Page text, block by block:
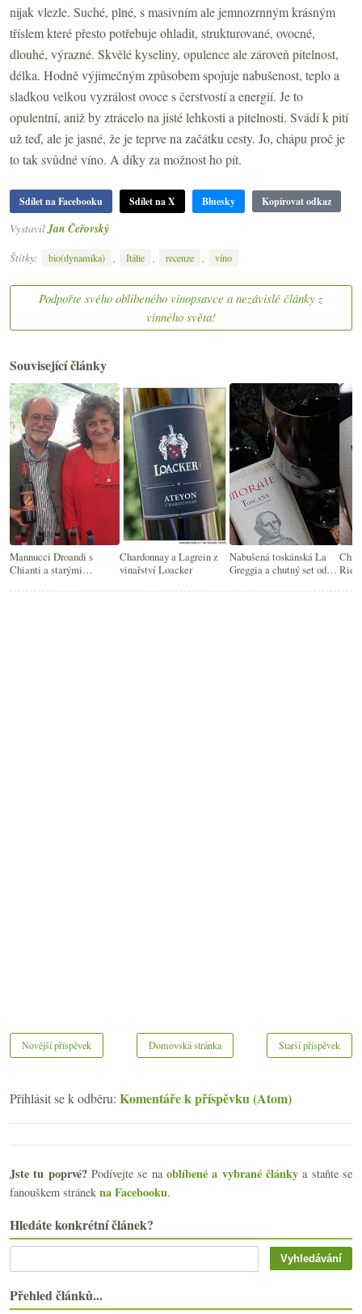
nijak vlezle. Suché, plné, s masivním ale jemnozrnným krásným
tříslem které přesto potřebuje ohladit, strukturované, ovocné,
dlouhé, výrazné. Skvělé kyseliny, opulence ale zároveň pitelnost,
délka. Hodně výjimečným způsobem spojuje nabušenost, teplo a
sladkou velkou vyzrálost ovoce s čerstvostí a energií. Je to
opulentní, aniž by ztrácelo na jisté lehkosti a pitelnosti. Svádí k pití
už teď, ale je jasné, že je teprve na začátku cesty. Jo, chápu proč je
to tak svůdné víno. A díky za možnost ho pít.
Sdílet na Facebooku Sdílet na X Bluesky Kopírovat odkaz
Vystavil Jan Čeřovský
Štítky:
bio(dynamika) , Itálie , recenze , víno
Podpořte svého oblíbeného vínopsavce a nezávislé články z
vinného světa!
Související články
Mannucci Droandi s
Chianti a starými
Chardonnay a Lagrein z
vinařství Loacker
Nabušená toskánská La
Greggia a chutný set od
Novější příspěvek Starší příspěvek
Domovská stránka
Přihlásit se k odběru: Komentáře k příspěvku (Atom)
Jste tu poprvé?Podívejte se naoblíbené a vybrané články a staňte se
fanouškem stránek na Facebooku.
Hledáte konkrétní článek?
Přehled článků...